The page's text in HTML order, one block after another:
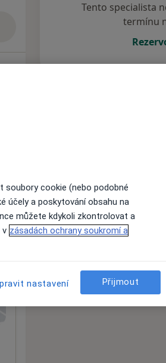
Tento specialista
termínu
soubory cookie (nebo podobné
účely a poskytování obsahu na
můžete kdykoli zkontrolovat a
v zásadách ochrany soukromí a
nastavení Přijmout